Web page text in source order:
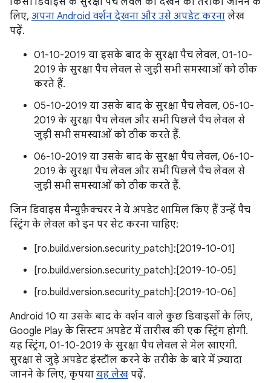
लिए, अपना Android वर्शन देखना और उसे अपडेट करना लेख
पढ़ें.
01-10-2019 या इसके बाद के सुरक्षा पैच लेवल, 01-10-
2019 के सुरक्षा पैच लेवल से जुड़ी सभी समस्याओं को ठीक
करते हैं.
05-10-2019 या उसके बाद के सुरक्षा पैच लेवल, 05-10-
2019 के सुरक्षा पैच लेवल और सभी पिछले पैच लेवल से
जुड़ी सभी समस्याओं को ठीक करते हैं.
06-10-2019 या उसके बाद के सुरक्षा पैच लेवल, 06-10-
2019 के सुरक्षा पैच लेवल और सभी पिछले पैच लेवल से
जुड़ी सभी समस्याओं को ठीक करते हैं.
जिन डिवाइस मैन्युफ़ैक्चरर ने ये अपडेट शामिल किए हैं उन्हें पैच
स्ट्रिंग के लेवल को इन पर सेट करना चाहिए:
[ro.build.version.security_patch]:[2019-10-01]
[ro.build.version.security_patch]:[2019-10-05]
[ro.build.version.security_patch]:[2019-10-06]
Android 10 या उसके बाद के वर्शन वाले कुछ डिवाइसों के लिए,
Google Play के सिस्टम अपडेट में तारीख की एक स्ट्रिंग होगी.
यह स्ट्रिंग, 01-10-2019 के सुरक्षा पैच लेवल से मेल खाएगी.
सुरक्षा से जुड़े अपडेट इंस्टॉल करने के तरीके के बारे में ज़्यादा
जानने के लिए, कृपया यह लेख पढ़ें.